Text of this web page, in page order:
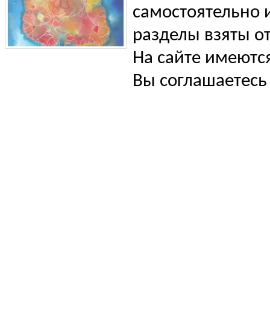
самостоятельно
разделы взяты
На сайте
Вы